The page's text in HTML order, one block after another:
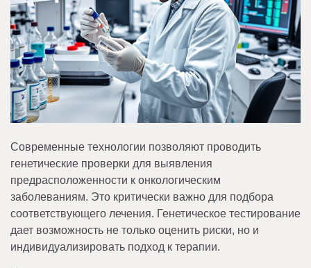
Современные технологии позволяют проводить
генетические проверки для выявления
предрасположенности к онкологическим
заболеваниям. Это критически важно для подбора
соответствующего лечения. Генетическое тестирование
дает возможность не только оценить риски, но и
индивидуализировать подход к терапии.